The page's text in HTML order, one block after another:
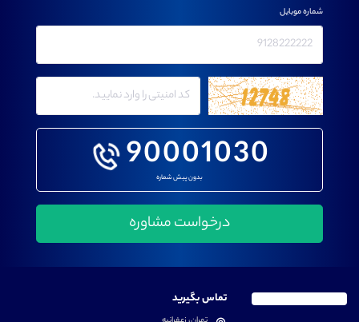
90001030
بدون پیش شماره
شماره موبایل
تماس بگیرید